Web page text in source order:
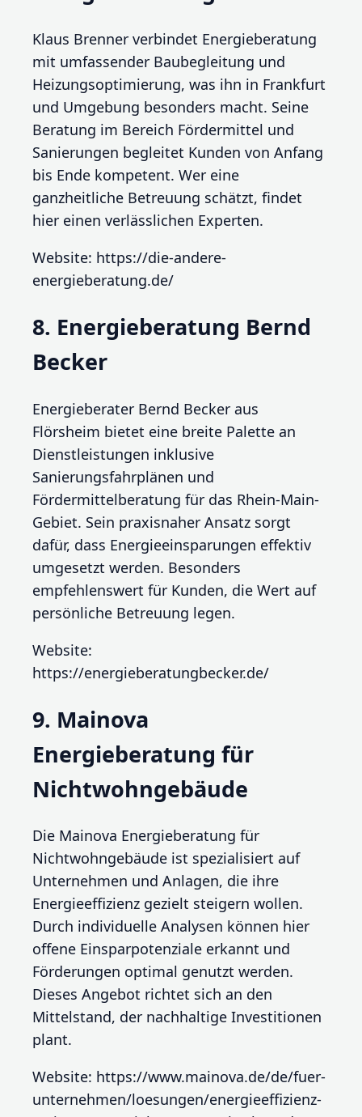
Klaus Brenner verbindet Energieberatung
mit umfassender Baubegleitung und
Heizungsoptimierung, was ihn in Frankfurt
und Umgebung besonders macht. Seine
Beratung im Bereich Fördermittel und
Sanierungen begleitet Kunden von Anfang
bis Ende kompetent. Wer eine
ganzheitliche Betreuung schätzt, findet
hier einen verlässlichen Experten.
Website: https://die-andere-
energieberatung.de/
8. Energieberatung Bernd
Becker
Energieberater Bernd Becker aus
Flörsheim bietet eine breite Palette an
Dienstleistungen inklusive
Sanierungsfahrplänen und
Fördermittelberatung für das Rhein-Main-
Gebiet. Sein praxisnaher Ansatz sorgt
dafür, dass Energieeinsparungen effektiv
umgesetzt werden. Besonders
empfehlenswert für Kunden, die Wert auf
persönliche Betreuung legen.
Website:
https://energieberatungbecker.de/
9. Mainova
Energieberatung für
Nichtwohngebäude
Die Mainova Energieberatung für
Nichtwohngebäude ist spezialisiert auf
Unternehmen und Anlagen, die ihre
Energieeffizienz gezielt steigern wollen.
Durch individuelle Analysen können hier
offene Einsparpotenziale erkannt und
Förderungen optimal genutzt werden.
Dieses Angebot richtet sich an den
Mittelstand, der nachhaltige Investitionen
plant.
Website: https://www.mainova.de/de/fuer-
unternehmen/loesungen/energieeffizienz-